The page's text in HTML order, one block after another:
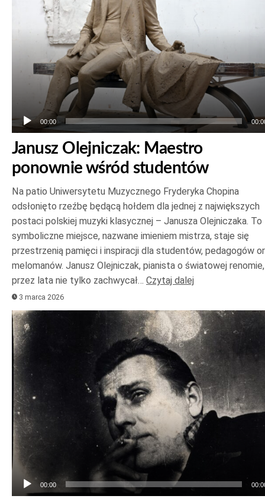
00:00
Janusz Olejniczak: Maestro
ponownie wśród studentów
Na patio Uniwersytetu Muzycznego Fryderyka Chopina
odsłonięto rzeźbę będącą hołdem dla jednej z największych
postaci polskiej muzyki klasycznej – Janusza Olejniczaka. To
symboliczne miejsce, nazwane imieniem mistrza, staje się
przestrzenią pamięci i inspiracji dla studentów, pedagogów
melomanów. Janusz Olejniczak, pianista o światowej renomie,
przez lata nie tylko zachwycał… Czytaj dalej
3 marca 2026
Odtwarzacz
plików
dźwiękowych
00:00